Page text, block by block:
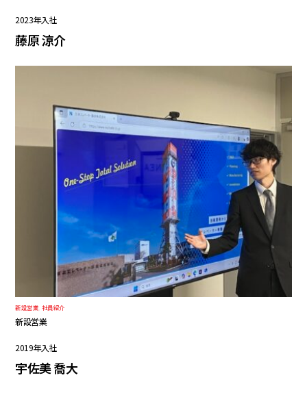
2023年入社
藤原 涼介
新設営業 社員紹介
新設営業
2019年入社
宇佐美 喬大